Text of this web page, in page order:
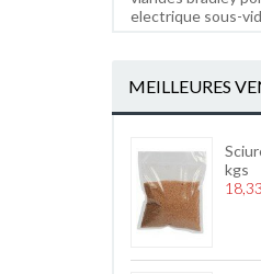
electrique sous-
MEILLEURES
kgs